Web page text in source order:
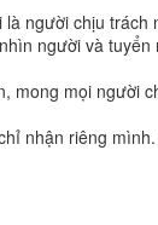
người chịu
người và tuyển
mong mọi người
nhận riêng